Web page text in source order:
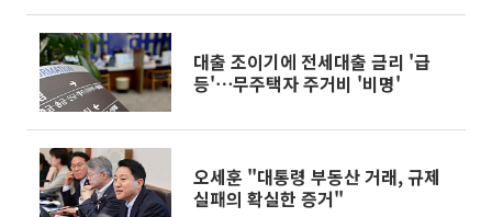
대출 조이기에 전세대출 금리 '급
등'⋯무주택자 주거비 '비명'
오세훈 "대통령 부동산 거래, 규제
실패의 확실한 증거"